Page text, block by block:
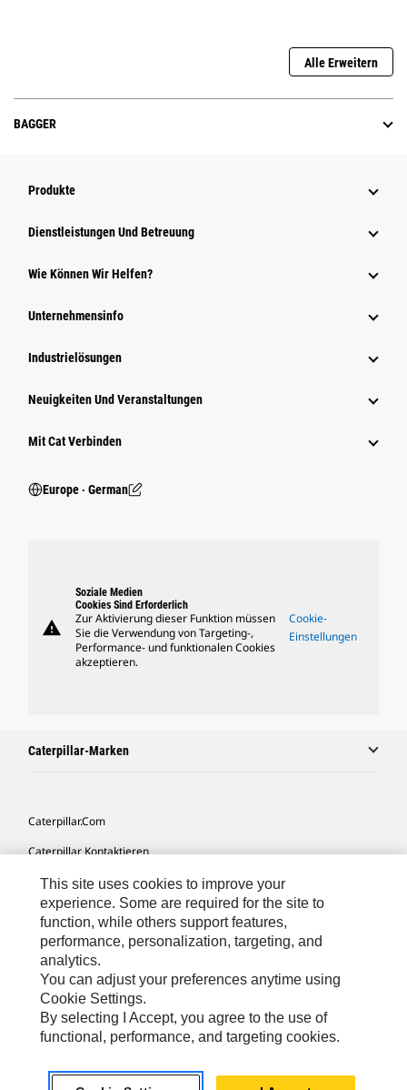
Alle Erweitern
BAGGER
Produkte
Dienstleistungen Und Betreuung
Wie Können Wir Helfen?
Unternehmensinfo
Industrielösungen
Neuigkeiten Und Veranstaltungen
Mit Cat Verbinden
Europe ‧ German
warning
Soziale Medien
Cookies Sind Erforderlich
Zur Aktivierung dieser Funktion müssen
Sie die Verwendung von Targeting-,
Performance- und funktionalen Cookies
akzeptieren.
Cookie-
Einstellungen
Caterpillar-Marken
Caterpillar.com
Caterpillar Kontaktieren
Meine Marketing-Präferenzen
Seitenübersicht
Cookie Settings
Rechtliche Hinweise
Datenschutz
Europe-German© 2026 Caterpillar. Alle Rechte vorbehalten.
This site uses cookies to improve your
experience. Some are required for the site to
function, while others support features,
performance, personalization, targeting, and
analytics.
You can adjust your preferences anytime using
Cookie Settings.
By selecting I Accept, you agree to the use of
functional, performance, and targeting cookies.